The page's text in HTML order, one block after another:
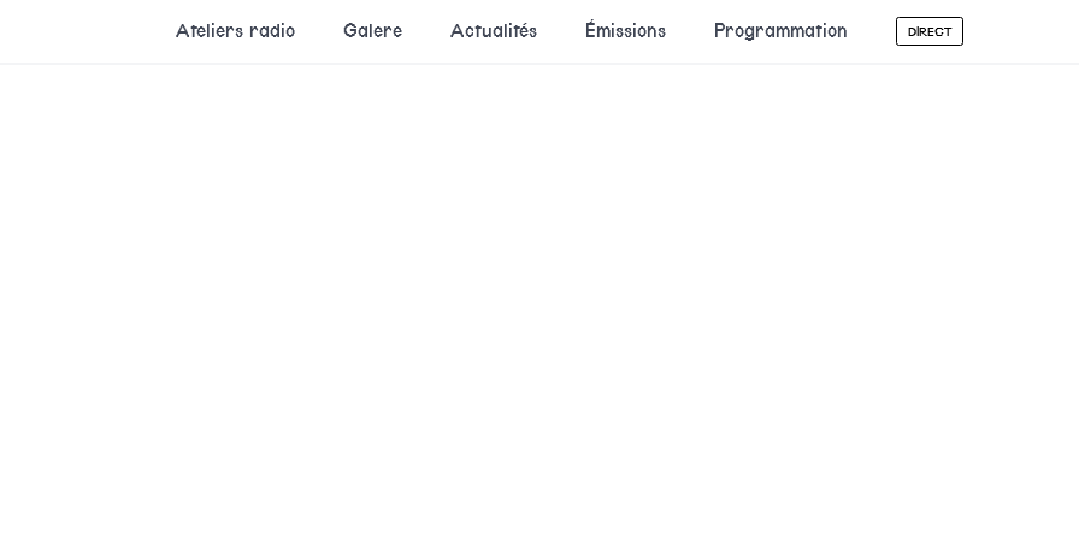
Ateliers radio Galere Actualités Émissions Programmation DIRECT